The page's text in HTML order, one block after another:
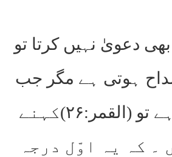
دعویٰ نہیں کرتا تو
ہوتی ہے مگر جب
دعویٰ کر دیتا ہے تو (القمر:۲۶)کہنے
۔ کہ یہ اوّل درجہ